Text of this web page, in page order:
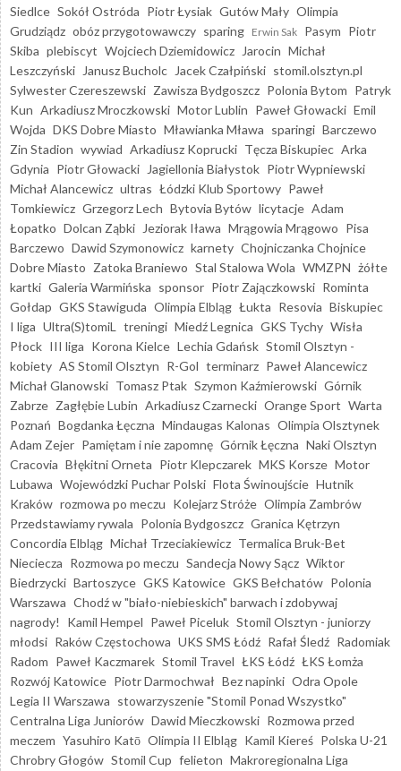
Siedlce Sokół Ostróda Piotr Łysiak Gutów Mały Olimpia
Grudziądz obóz przygotowawczy sparing Erwin Sak Pasym Piotr
Skiba plebiscyt Wojciech Dziemidowicz Jarocin Michał
Leszczyński
Janusz Bucholc Jacek Czałpiński stomil.olsztyn.pl
Sylwester Czereszewski Zawisza Bydgoszcz Polonia Bytom Patryk
Kun Arkadiusz Mroczkowski Motor Lublin Paweł Głowacki Emil
Wojda DKS Dobre Miasto Mławianka Mława sparingi Barczewo
Zin Stadion wywiad Arkadiusz Koprucki Tęcza Biskupiec Arka
Gdynia Piotr Głowacki Jagiellonia Białystok Piotr Wypniewski
Michał Alancewicz ultras Łódzki Klub Sportowy Paweł
Tomkiewicz Grzegorz Lech Bytovia Bytów licytacje Adam
Łopatko Dolcan Ząbki Jeziorak Iława Mrągowia Mrągowo Pisa
Barczewo Dawid Szymonowicz karnety Chojniczanka Chojnice
Dobre Miasto Zatoka Braniewo Stal Stalowa Wola WMZPN żółte
kartki Galeria Warmińska sponsor Piotr Zajączkowski Rominta
Gołdap GKS Stawiguda Olimpia Elbląg Łukta Resovia Biskupiec
I liga Ultra(S)tomiL treningi Miedź Legnica GKS Tychy Wisła
Płock III liga Korona Kielce Lechia Gdańsk Stomil Olsztyn -
kobiety AS Stomil Olsztyn R-Gol terminarz Paweł Alancewicz
Michał Glanowski Tomasz Ptak Szymon Kaźmierowski Górnik
Zabrze Zagłębie Lubin Arkadiusz Czarnecki Orange Sport Warta
Poznań Bogdanka Łęczna Mindaugas Kalonas Olimpia Olsztynek
Adam Zejer Pamiętam i nie zapomnę Górnik Łęczna Naki Olsztyn
Cracovia Błękitni Orneta Piotr Klepczarek MKS Korsze Motor
Lubawa Wojewódzki Puchar Polski Flota Świnoujście Hutnik
Kraków rozmowa po meczu Kolejarz Stróże Olimpia Zambrów
Przedstawiamy rywala Polonia Bydgoszcz Granica Kętrzyn
Concordia Elbląg Michał Trzeciakiewicz Termalica Bruk-Bet
Nieciecza Rozmowa po meczu Sandecja Nowy Sącz Wiktor
Biedrzycki Bartoszyce GKS Katowice GKS Bełchatów Polonia
Warszawa Chodź w "biało-niebieskich" barwach i zdobywaj
nagrody!
Kamil Hempel Paweł Piceluk Stomil Olsztyn - juniorzy
młodsi Raków Częstochowa UKS SMS Łódź Rafał Śledź Radomiak
Radom Paweł Kaczmarek Stomil Travel ŁKS Łódź ŁKS Łomża
Rozwój Katowice Piotr Darmochwał Bez napinki Odra Opole
Legia II Warszawa stowarzyszenie "Stomil Ponad Wszystko"
Centralna Liga Juniorów Dawid Mieczkowski Rozmowa przed
meczem Yasuhiro Katō Olimpia II Elbląg Kamil Kiereś Polska U-21
Chrobry Głogów Stomil Cup felieton Makroregionalna Liga